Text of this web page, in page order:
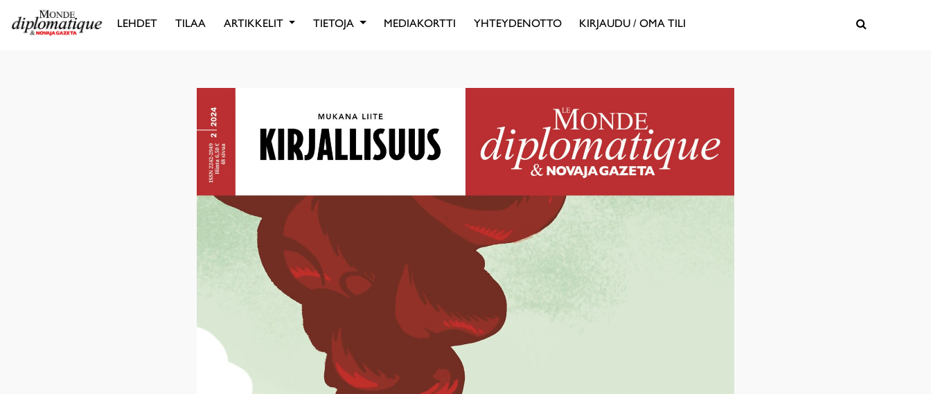
LEHDET TILAA ARTIKKELIT TIETOJA MEDIAKORTTI YHTEYDENOTTO KIRJAUDU / OMA TILI